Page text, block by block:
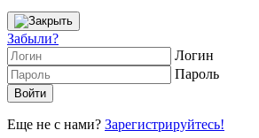
Забыли?
Логин
Пароль
Еще не с нами? Зарегистрируйтесь!